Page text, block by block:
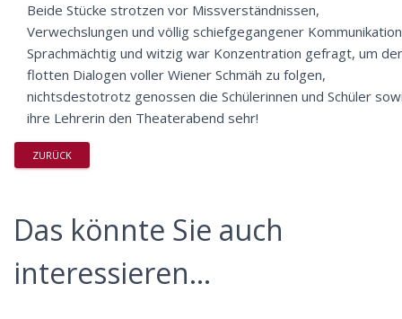
Beide Stücke strotzen vor Missverständnissen,
Verwechslungen und völlig schiefgegangener
Sprachmächtig und witzig war Konzentration gefragt, um
flotten Dialogen voller Wiener Schmäh zu folgen,
nichtsdestotrotz genossen die Schülerinnen und Schüler
ihre Lehrerin den Theaterabend sehr!
ZURÜCK
Das könnte Sie auch
interessieren...